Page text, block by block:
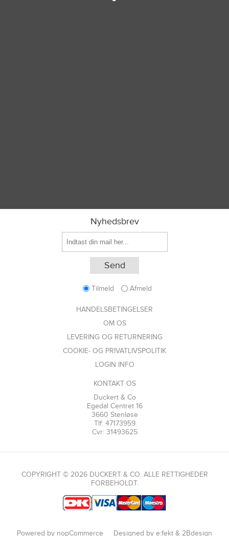
Nyhedsbrev
Tilmeld Afmeld
HANDELSBETINGELSER
OM OS
LEVERING OG RETURNERING
COOKIE- OG PRIVATLIVSPOLITIK
LOGIN INFO
KONTAKT OS
Duckert & Co
Egedal Centret 16
3660 Stenløse
Tlf: 47173959
Cvr: 31493625
COPYRIGHT © 2026 DUCKERT & CO. ALLE RETTIGHEDER
FORBEHOLDT.
Powered by nopCommerce Designed by e:fekt & 2Bdesign